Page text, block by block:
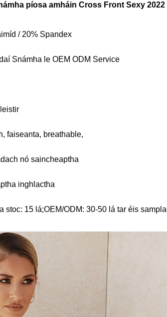
píosa amháin Cross Front Sexy
/ 20% Spandex
Snámha le OEM ODM Service
faiseanta, breathable,
nó saincheaptha
inghlactha
stoc: 15 lá;OEM/ODM: 30-50 lá tar éis